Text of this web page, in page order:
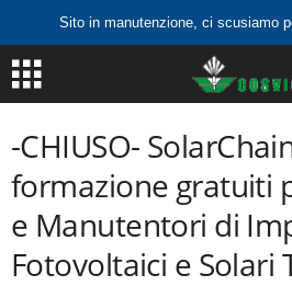
Sito in manutenzione, ci scusiamo
-CHIUSO-
formazione gratuiti
e Manutentori di
Fotovoltaici e Solari